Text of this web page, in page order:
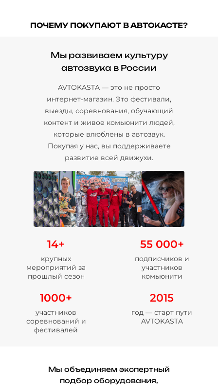
ПОЧЕМУ ПОКУПАЮТ В АВТОКАСТЕ?
Мы развиваем культуру
автозвука в России
AVTOKASTA — это не просто
интернет-магазин. Это фестивали,
выезды, соревнования, обучающий
контент и живое комьюнити людей,
которые влюблены в автозвук.
Покупая у нас, вы поддерживаете
развитие всей движухи.
14+
крупных
мероприятий за
прошлый сезон
55 000+
подписчиков и
участников
комьюнити
1000+
участников
соревнований и
фестивалей
2015
год — старт пути
AVTOKASTA
Мы объединяем экспертный
подбор оборудования,